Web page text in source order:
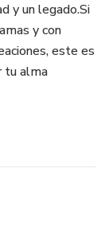
y un legado.Si
y con
este es
tu alma